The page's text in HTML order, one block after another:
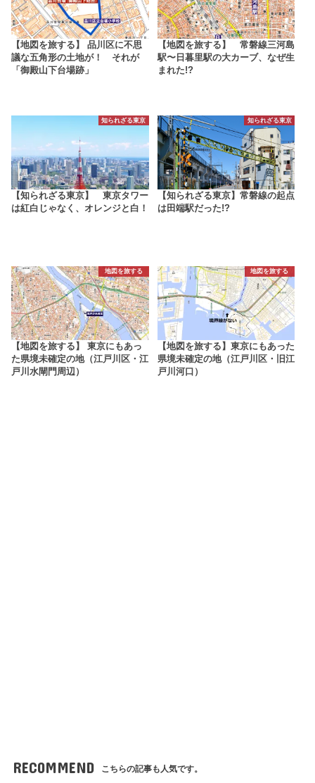
【地図を旅する】 品川区に不思
議な五角形の土地が！ それが
「御殿山下台場跡」
【地図を旅する】 常磐線三河島
駅〜日暮里駅の大カーブ、なぜ生
まれた!?
知られざる東京
【知られざる東京】 東京タワー
は紅白じゃなく、オレンジと白！
知られざる東京
【知られざる東京】常磐線の起点
は田端駅だった!?
地図を旅する
【地図を旅する】 東京にもあっ
た県境未確定の地（江戸川区・江
戸川水閘門周辺）
地図を旅する
【地図を旅する】東京にもあった
県境未確定の地（江戸川区・旧江
戸川河口）
RECOMMEND こちらの記事も人気です。